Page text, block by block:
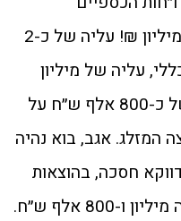
האחרונים מגלים גרעון של 16 מיליון ₪! עליה של כ-2
עליה של מיליון
ש״ח בחגיגות ואירועים, עליה של כ-800 אלף ש״ח על
המזלג. אגב, בוא נהיה
חסכה, בהוצאות
שמירה וביטחון צמצמה העירייה מיליון ו-800 אלף ש״ח.